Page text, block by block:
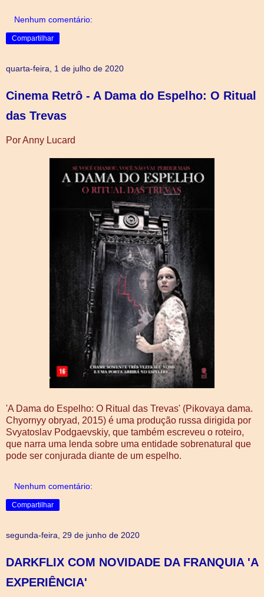
Nenhum comentário:
Compartilhar
quarta-feira, 1 de julho de 2020
Cinema Retrô - A Dama do Espelho: O Ritual
das Trevas
Por Anny Lucard
'A Dama do Espelho: O Ritual das Trevas' (Pikovaya dama.
Chyornyy obryad, 2015) é uma produção russa dirigida por
Svyatoslav Podgaevskiy, que também escreveu o roteiro,
que narra uma lenda sobre uma entidade sobrenatural que
pode ser conjurada diante de um espelho.
Nenhum comentário:
Compartilhar
segunda-feira, 29 de junho de 2020
DARKFLIX COM NOVIDADE DA FRANQUIA 'A
EXPERIÊNCIA'